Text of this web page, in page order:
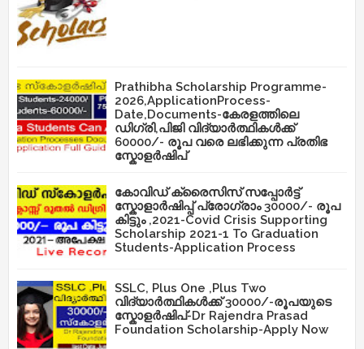
Prathibha Scholarship Programme-
2026,ApplicationProcess-
Date,Documents-കേരളത്തിലെ
ഡിഗ്രി,പിജി വിദ്യാർത്ഥികൾക്ക്
60000/- രൂപ വരെ ലഭിക്കുന്ന പ്രതിഭ
സ്കോളർഷിപ്
കോവിഡ് ക്രൈസിസ് സപ്പോർട്ട്
സ്കോളാർഷിപ്പ് പ്രോഗ്രാം 30000/- രൂപ
കിട്ടും ,2021-Covid Crisis Supporting
Scholarship 2021-1 To Graduation
Students-Application Process
SSLC, Plus One ,Plus Two
വിദ്യാർത്ഥികൾക്ക് 30000/-രൂപയുടെ
സ്കോളർഷിപ്-Dr Rajendra Prasad
Foundation Scholarship-Apply Now